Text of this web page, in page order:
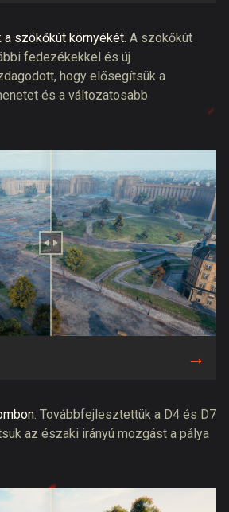
szökőkút környékét. A szökőkút
fedezékekkel és új
hogy elősegítsük a
és a változatosabb
. Továbbfejlesztettük a D4 és D7
az északi irányú mozgást a pálya